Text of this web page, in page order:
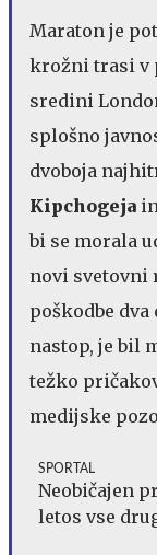
Maraton je
krožni trasi v
sredini
splošno
dvoboja
Kipchogeja
bi se morala
novi svetovni
poškodbe
nastop, je bil
težko
medijske
SPORTAL
Neobičajen
letos vse